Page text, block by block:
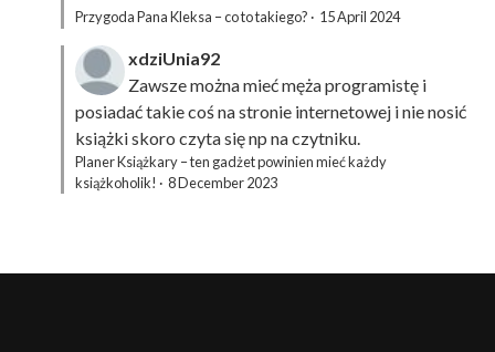
Przygoda Pana Kleksa – co to takiego? · 15 April 2024
xdziUnia92
Zawsze można mieć męża programistę i
posiadać takie coś na stronie internetowej i nie nosić
książki skoro czyta się np na czytniku.
Planer Książkary – ten gadżet powinien mieć każdy
książkoholik! · 8 December 2023